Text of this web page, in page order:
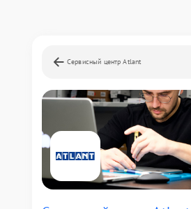
Сервисный центр Atlant